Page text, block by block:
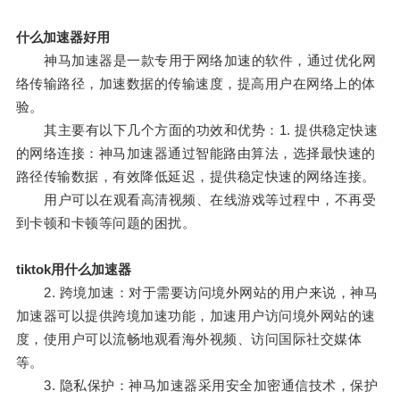
什么加速器好用
神马加速器是一款专用于网络加速的软件，通过优化网
络传输路径，加速数据的传输速度，提高用户在网络上的体
验。
其主要有以下几个方面的功效和优势：1. 提供稳定快速
的网络连接：神马加速器通过智能路由算法，选择最快速的
路径传输数据，有效降低延迟，提供稳定快速的网络连接。
用户可以在观看高清视频、在线游戏等过程中，不再受
到卡顿和卡顿等问题的困扰。
tiktok用什么加速器
2. 跨境加速：对于需要访问境外网站的用户来说，神马
加速器可以提供跨境加速功能，加速用户访问境外网站的速
度，使用户可以流畅地观看海外视频、访问国际社交媒体
等。
3. 隐私保护：神马加速器采用安全加密通信技术，保护